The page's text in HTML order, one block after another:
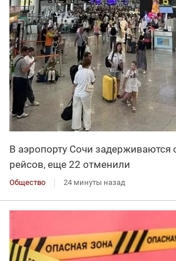
В аэропорту Сочи задерживаются
рейсов, еще 22 отменили
Общество 24 минуты назад